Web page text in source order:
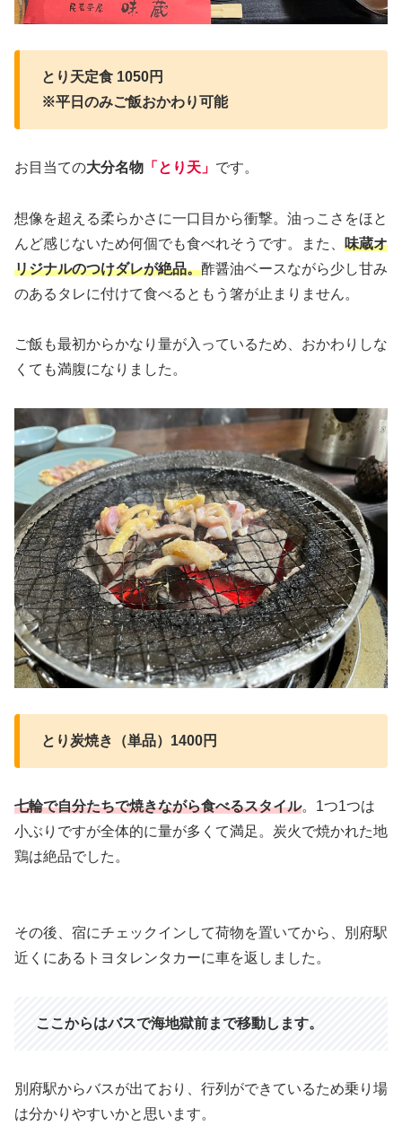
とり天定食 1050円
※平日のみご飯おかわり可能
お目当ての大分名物 「とり天」 です。
想像を超える柔らかさに一口目から衝撃。油っこさをほと
んど感じないため何個でも食べれそうです。また、 味蔵オ
リジナルのつけダレが絶品。酢醤油ベースながら少し甘み
のあるタレに付けて食べるともう箸が止まりません。
ご飯も最初からかなり量が入っているため、おかわりしな
くても満腹になりました。
とり炭焼き（単品）1400円
七輪で自分たちで焼きながら食べるスタイル。1つ1つは
小ぶりですが全体的に量が多くて満足。炭火で焼かれた地
鶏は絶品でした。
その後、宿にチェックインして荷物を置いてから、別府駅
近くにあるトヨタレンタカーに車を返しました。
ここからはバスで海地獄前まで移動します。
別府駅からバスが出ており、行列ができているため乗り場
は分かりやすいかと思います。